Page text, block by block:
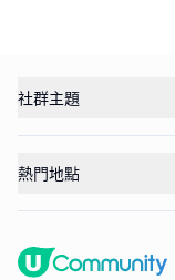
社群主題
熱門地點